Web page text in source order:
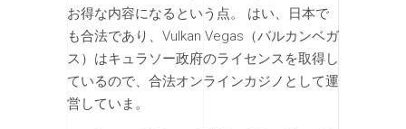
お得な内容になるという点。 はい、日本で
も合法であり、Vulkan Vegas（バルカンベガ
ス）はキュラソー政府のライセンスを取得し
ているので、合法オンラインカジノとして運
営していま。